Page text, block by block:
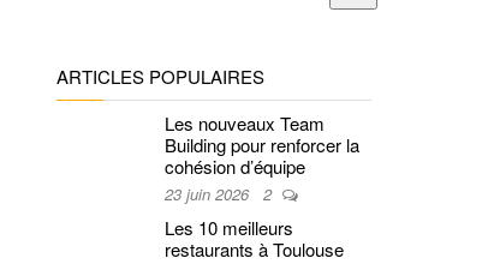
ARTICLES POPULAIRES
Les nouveaux Team
Building pour renforcer la
cohésion d’équipe
23 juin 2026 2
Les 10 meilleurs
restaurants à Toulouse